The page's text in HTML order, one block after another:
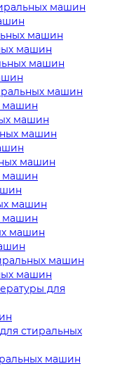
машин
машин
машин
машин
машин
машин
машин
машин
машин
машин
машин
машин
машин
машин
машин
для
стиральных
машин